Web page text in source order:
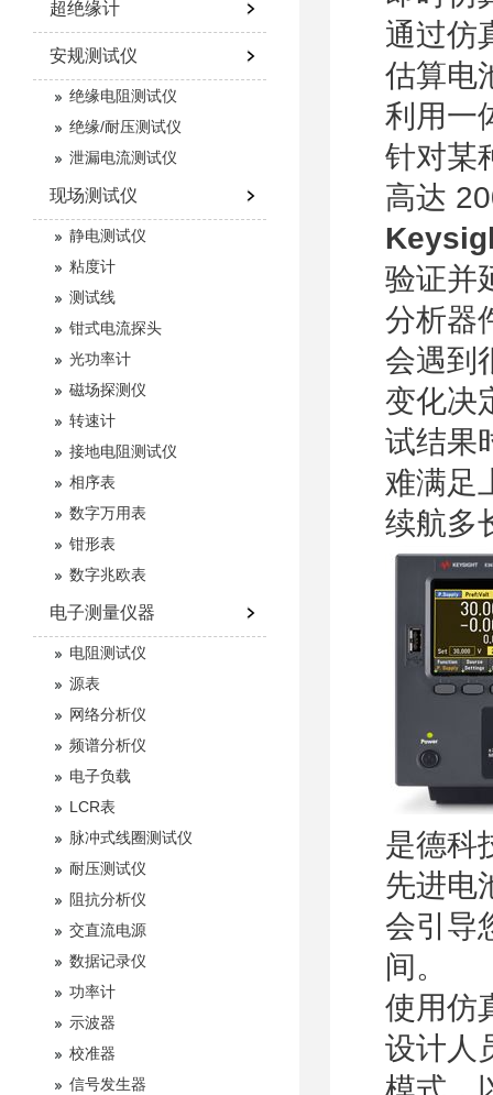
超绝缘计
安规测试仪
绝缘电阻测试仪
绝缘/耐压测试仪
泄漏电流测试仪
现场测试仪
静电测试仪
粘度计
测试线
钳式电流探头
光功率计
磁场探测仪
转速计
接地电阻测试仪
相序表
数字万用表
钳形表
数字兆欧表
电子测量仪器
电阻测试仪
源表
网络分析仪
频谱分析仪
电子负载
LCR表
脉冲式线圈测试仪
耐压测试仪
阻抗分析仪
交直流电源
数据记录仪
功率计
示波器
校准器
信号发生器
通过仿
估算电
利用一
针对某
高达
验证并
分析器
会遇到
变化决
试结果
难满足
续航多
是德科
先进电
会引导
间。
使用仿
设计人